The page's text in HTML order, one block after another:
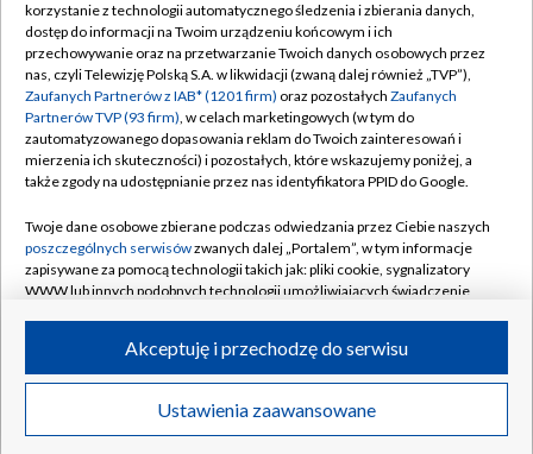
Transmisje Wideo
TVP
Abonament TVP
Sklep TVP
Biuro Reklamy
Oferta Handlowa
Emisja w TVP
Rada Programowa
Ogłoszenia przetargowe
Akademia Telewizyjna
Centrum informacji TVP
Regulamin TVP
Polityka prywatności
Moje zgody
Biuro reklamy
Kanały
©2026 Telewizja Polska Spółka Akcyjna w likwidacji
korzystanie z technologii automatycznego śledzenia i zbierania danych,
dostęp do informacji na Twoim urządzeniu końcowym i ich
przechowywanie oraz na przetwarzanie Twoich danych osobowych przez
nas, czyli Telewizję Polską S.A. w likwidacji (zwaną dalej również „TVP”),
Zaufanych Partnerów z IAB* (1201 firm) oraz pozostałych Zaufanych
Partnerów TVP (93 firm), w celach marketingowych (w tym do
zautomatyzowanego dopasowania reklam do Twoich zainteresowań i
mierzenia ich skuteczności) i pozostałych, które wskazujemy poniżej, a
także zgody na udostępnianie przez nas identyfikatora PPID do Google.
Twoje dane osobowe zbierane podczas odwiedzania przez Ciebie naszych
poszczególnych serwisówzwanych dalej „Portalem”, w tym informacje
zapisywane za pomocą technologii takich jak: pliki cookie, sygnalizatory
WWW lub innych podobnych technologii umożliwiających świadczenie
ruchu w Internecie.
Twoje dane osobowe zbierane podczas odwiedzania przez Ciebie
poszczególnych serwisówna Portalu, takie jak adresy IP, identyfikatory
Ustawienia zaawansowane
Akceptuję i przechodzę do serwisu